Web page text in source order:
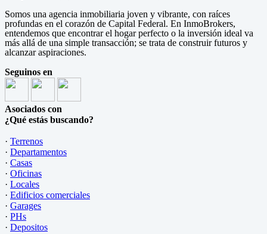
Somos una agencia inmobiliaria joven y vibrante, con raíces
profundas en el corazón de Capital Federal. En InmoBrokers,
entendemos que encontrar el hogar perfecto o la inversión ideal va
más allá de una simple transacción; se trata de construir futuros y
alcanzar aspiraciones.
Seguinos en
Asociados con
¿Qué estás buscando?
· Terrenos
· Departamentos
· Casas
· Oficinas
· Locales
· Edificios comerciales
· Garages
· PHs
· Depositos